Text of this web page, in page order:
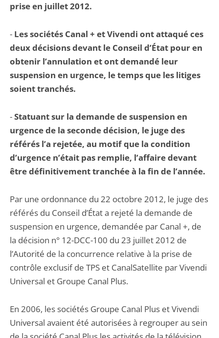
prise en juillet 2012.
- Les sociétés Canal + et Vivendi ont attaqué ces
deux décisions devant le Conseil d’État pour en
obtenir l’annulation et ont demandé leur
suspension en urgence, le temps que les litiges
soient tranchés.
-Statuant sur la demande de suspension en
urgence de la seconde décision, le juge des
référés l’a rejetée, au motif que la condition
d’urgence n’était pas remplie, l’affaire devant
être définitivement tranchée à la fin de l’année.
Par une ordonnance du 22 octobre 2012, le juge des
référés du Conseil d’État a rejeté la demande de
suspension en urgence, demandée par Canal +, de
la décision n° 12-DCC-100 du 23 juillet 2012 de
l’Autorité de la concurrence relative à la prise de
contrôle exclusif de TPS et CanalSatellite par Vivendi
Universal et Groupe Canal Plus.
En 2006, les sociétés Groupe Canal Plus et Vivendi
Universal avaient été autorisées à regrouper au sein